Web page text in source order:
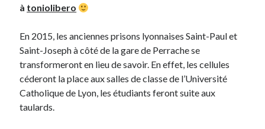
Entretien ménagerdans
littlecelt dansComment j’ai opéré ma vélorution toute personnelle
AnthonydansComment j’ai opéré ma vélorution toute personnelle
Renaud DucherdansComment j’ai opéré ma vélorution toute
à toniolibero
En 2015, les anciennes prisons lyonnaises Saint-Paul et
Saint-Joseph à côté de la gare de Perrache se
transformeront en lieu de savoir. En effet, les cellules
céderont la place aux salles de classe de l’Université
Catholique de Lyon, les étudiants feront suite aux
taulards.